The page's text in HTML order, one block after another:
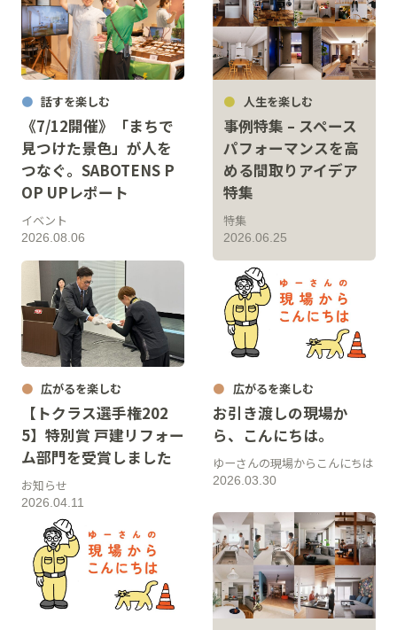
話すを楽しむ
《7/12開催》「まちで
見つけた景色」が人を
つなぐ。SABOTENS P
OP UPレポート
2026.08.06
イベント
人生を楽しむ
事例特集 – スペース
パフォーマンスを高
める間取りアイデア
特集
2026.06.25
特集
広がるを楽しむ
【トクラス選手権202
5】特別賞 戸建リフォー
ム部門を受賞しました
2026.04.11
お知らせ
広がるを楽しむ
お引き渡しの現場か
ら、こんにちは。
2026.03.30
ゆーさんの現場からこんにちは